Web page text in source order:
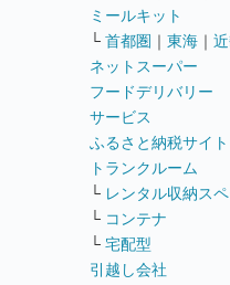
ミールキット
└ 首都圏 ｜ 東海 ｜
ネットスーパー
フードデリバリー
サービス
ふるさと納税サイト
トランクルーム
└ レンタル収納ス
└ コンテナ
└ 宅配型
引越し会社